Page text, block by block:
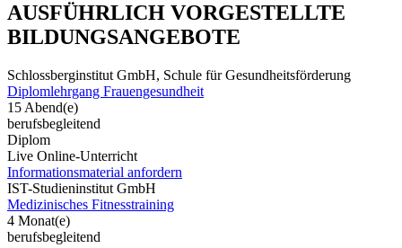
AUSFÜHRLICH VORGESTELLTE
BILDUNGSANGEBOTE
Schlossberginstitut GmbH, Schule für Gesundheitsförderung
Diplomlehrgang Frauengesundheit
15 Abend(e)
berufsbegleitend
Diplom
Live Online-Unterricht
Informationsmaterial anfordern
IST-Studieninstitut GmbH
Medizinisches Fitnesstraining
4 Monat(e)
berufsbegleitend